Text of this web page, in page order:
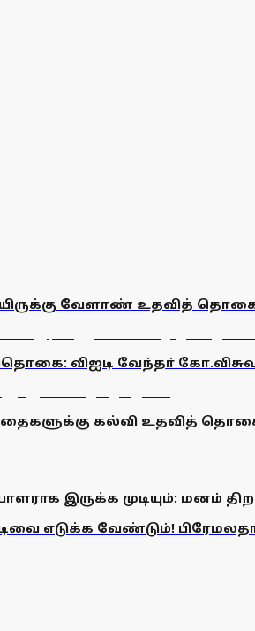
வேளாண் உதவித்
விஐடி வேந்தா்
கல்வி உதவித்
இருக்க முடியும்: மனம்
எடுக்க வேண்டும்! பிரேமலதா